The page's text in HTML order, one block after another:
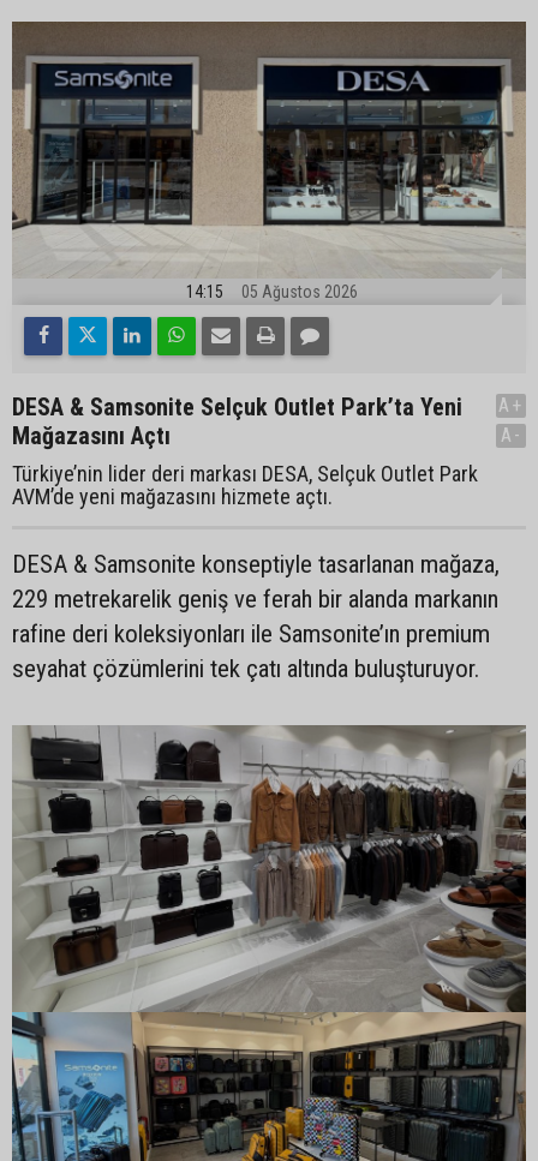
14:15 05 Ağustos 2026
DESA & Samsonite Selçuk Outlet Park’ta Yeni
Mağazasını Açtı
Türkiye’nin lider deri markası DESA, Selçuk Outlet Park
AVM’de yeni mağazasını hizmete açtı.
A+
A-
DESA & Samsonite konseptiyle tasarlanan mağaza,
229 metrekarelik geniş ve ferah bir alanda markanın
rafine deri koleksiyonları ile Samsonite’ın premium
seyahat çözümlerini tek çatı altında buluşturuyor.